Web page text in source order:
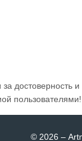
достоверность и
пользователями!
© 2026 –